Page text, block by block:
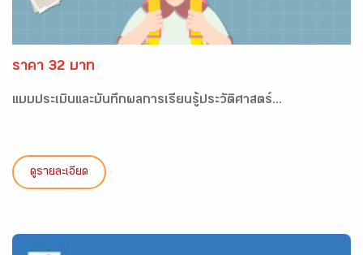
ราคา 32 บาท
แบบประเมินและบันทึกผลการเรียนรู้ประวัติศาสตร์...
ดูรายละเอียด